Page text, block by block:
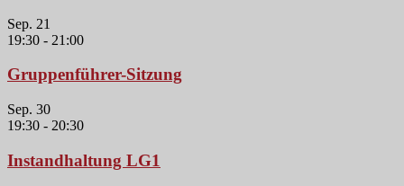
Sep. 21
19:30 - 21:00
Gruppenführer-Sitzung
Sep. 30
19:30 - 20:30
Instandhaltung LG1